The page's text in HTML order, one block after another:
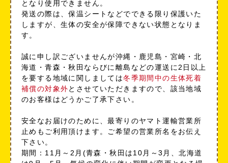
となり使用できません。
発送の際は、保温シートなどでできる限り保護いた
しますが、生体の安全が保障できない状態となりま
す。
誠に申し訳ございませんが沖縄・鹿児島・宮崎・北
海道・青森・秋田ならびに離島などの運送に2日以上
を要する地域に関しましては冬季期間中の生体死着
補償の対象外とさせていただきますので、該当地域
のお客様はどうかご了承下さい。
安全なお届けのために、最寄りのヤマト運輸営業所
止めもご利用頂けます。ご希望の営業所名をお伝え
下さい。
期間：11月～2月(青森・秋田は10月～3月、北海道